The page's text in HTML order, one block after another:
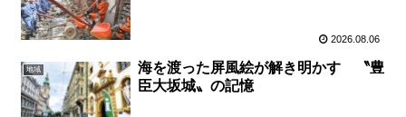
2026.08.06
地域
海を渡った屏風絵が解き明かす 〝豊
臣大坂城〟の記憶